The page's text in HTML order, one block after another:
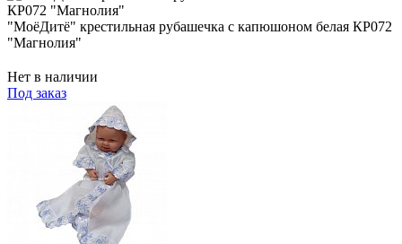
"МоёДитё" крестильная рубашечка с капюшоном белая КР072
"Магнолия"
Нет в наличии
Под заказ